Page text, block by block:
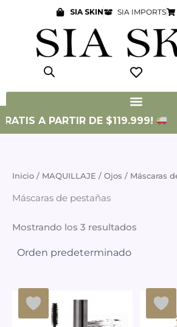
contenido
SIA SKIN SIA IMPORTS
A PARTIR DE $119.999!
Inicio / MAQUILLAJE / Ojos / Máscaras
Máscaras de pestañas
Mostrando los 3 resultados